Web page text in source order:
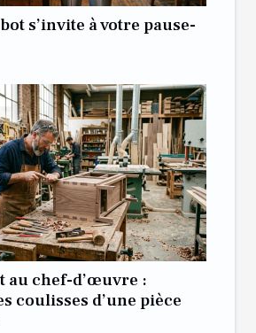
s’invite à votre pause-
au chef-d’œuvre :
coulisses d’une pièce